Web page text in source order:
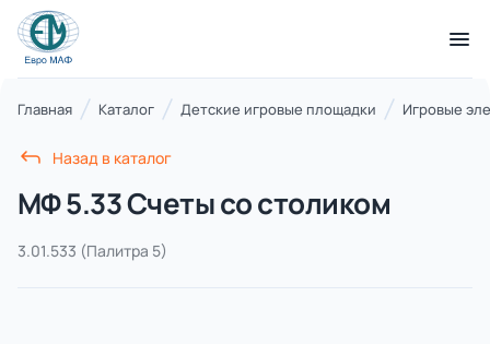
КАТАЛОГ ТОВАРОВ
21 категория
Главная Каталог Детские игровые площадки Игровые
Назад в каталог
МФ 5.33 Счеты со столиком
3.01.533 (Палитра 5)